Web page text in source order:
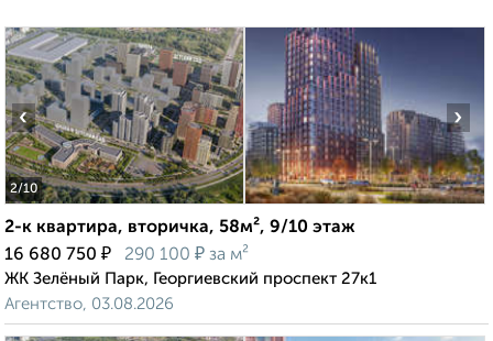
2/10
‹ ›
2-к квартира, вторичка, 58м², 9/10 этаж
16 680 750 ₽ 290 100 ₽ за м²
ЖК Зелёный Парк, Георгиевский проспект 27к1
Агентство, 03.08.2026